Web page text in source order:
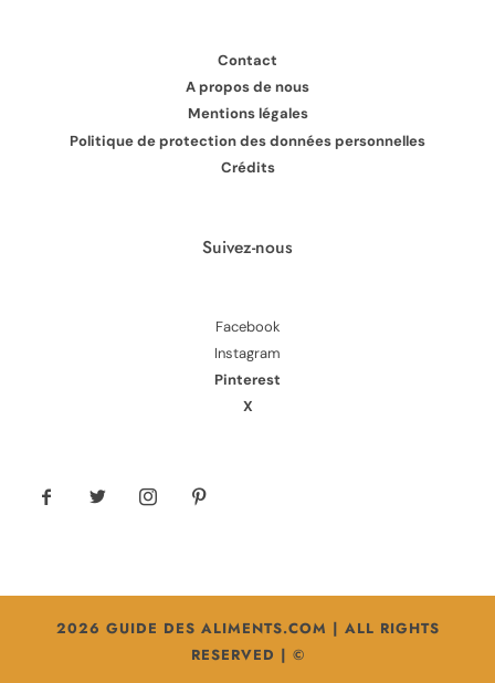
Contact
A propos de nous
Mentions légales
Politique de protection des données personnelles
Crédits
Suivez-nous
Facebook
Instagram
Pinterest
X
2026 GUIDE DES ALIMENTS.COM | ALL RIGHTS
RESERVED | ©